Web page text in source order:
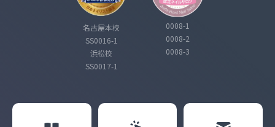
名古屋本校
SS0016-1
浜松校
SS0017-1
0008-1
0008-2
0008-3